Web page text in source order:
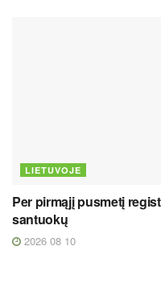
LIETUVOJE
Per pirmąjį pusmetį
santuokų
2026 08 10